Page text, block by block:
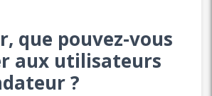
que pouvez-vous
aux utilisateurs
?